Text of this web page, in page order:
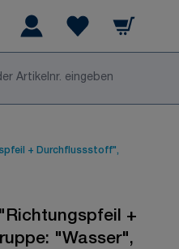
Warenkorb
+ Durchflussstoff",
+
"Wasser",